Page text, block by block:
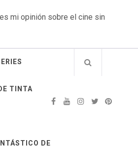
mi opinión sobre el cine sin
TINTA
DE